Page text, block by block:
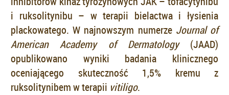
i ruksolitynibu – w terapii bielactwa i łysienia
plackowatego. W najnowszym numerze Journal of
American Academy of Dermatology (JAAD)
opublikowano wyniki badania klinicznego
oceniającego skuteczność 1,5% kremu z
ruksolitynibem w terapii vitiligo.